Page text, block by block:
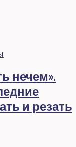
нечем».
и резать